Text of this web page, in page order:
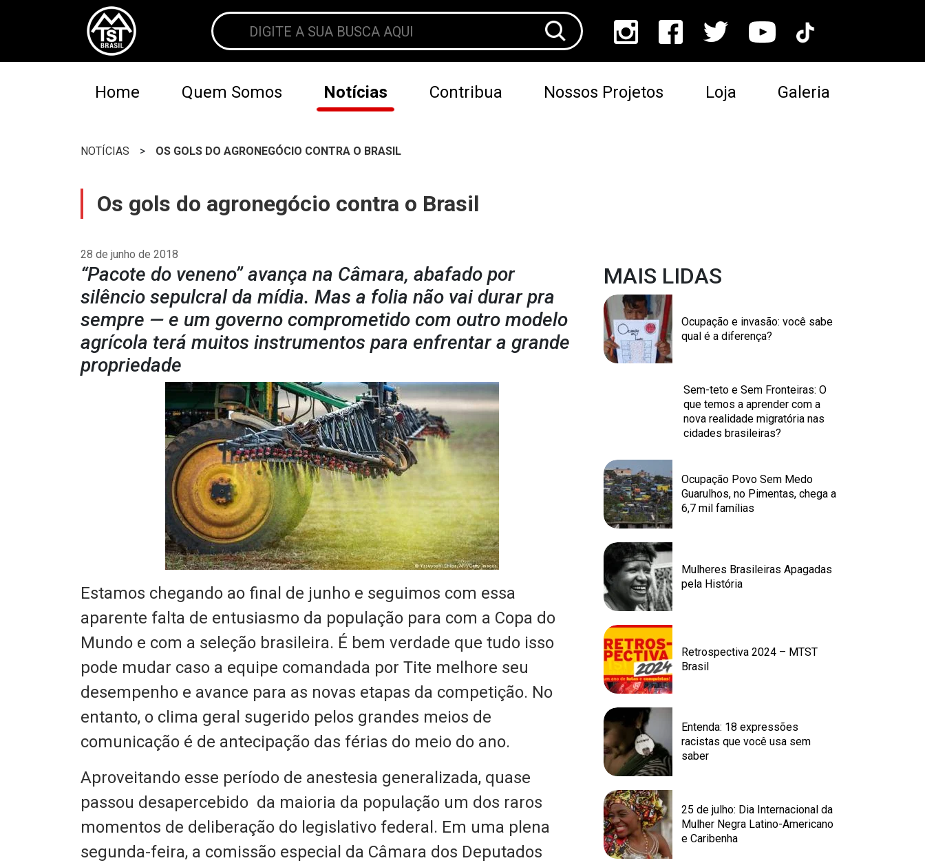
Home Quem Somos Notícias Contribua Nossos Projetos Loja Galeria
NOTÍCIAS > OS GOLS DO AGRONEGÓCIO CONTRA O BRASIL
Os gols do agronegócio contra o Brasil
28 de junho de 2018
“Pacote do veneno” avança na Câmara, abafado por
silêncio sepulcral da mídia. Mas a folia não vai durar pra
sempre — e um governo comprometido com outro modelo
agrícola terá muitos instrumentos para enfrentar a grande
propriedade
Estamos chegando ao final de junho e seguimos com essa
aparente falta de entusiasmo da população para com a Copa do
Mundo e com a seleção brasileira. É bem verdade que tudo isso
pode mudar caso a equipe comandada por Tite melhore seu
desempenho e avance para as novas etapas da competição. No
entanto, o clima geral sugerido pelos grandes meios de
comunicação é de antecipação das férias do meio do ano.
Aproveitando esse período de anestesia generalizada, quase
passou desapercebido da maioria da população um dos raros
momentos de deliberação do legislativo federal. Em uma plena
segunda-feira, a comissão especial da Câmara dos Deputados
MAIS LIDAS
Ocupação e invasão: você sabe
qual é a diferença?
Sem-teto e Sem Fronteiras: O
que temos a aprender com a
nova realidade migratória nas
cidades brasileiras?
Ocupação Povo Sem Medo
Guarulhos, no Pimentas, chega a
6,7 mil famílias
Mulheres Brasileiras Apagadas
pela História
Retrospectiva 2024 – MTST
Brasil
Entenda: 18 expressões
racistas que você usa sem
saber
25 de julho: Dia Internacional da
Mulher Negra Latino-Americano
e Caribenha